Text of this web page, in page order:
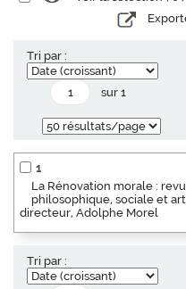
Tri par :
sur 1
1
La Rénovation morale :
philosophique, sociale et
directeur, Adolphe Morel
Tri par :